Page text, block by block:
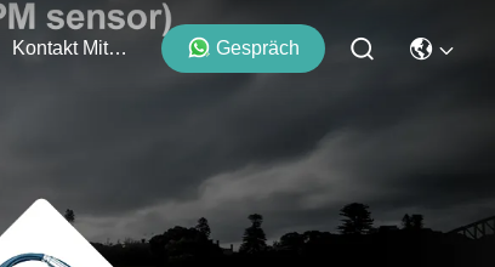
Kontakt Mit Uns Gespräch